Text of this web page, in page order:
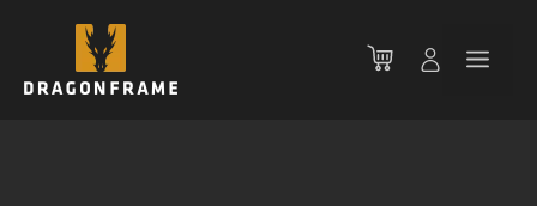
contenuto